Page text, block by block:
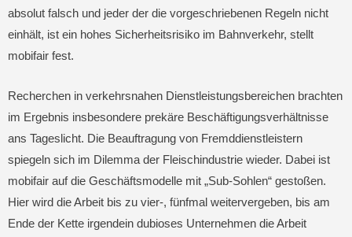
absolut falsch und jeder der die vorgeschriebenen Regeln nicht
einhält, ist ein hohes Sicherheitsrisiko im Bahnverkehr, stellt
mobifair fest.
Recherchen in verkehrsnahen Dienstleistungsbereichen brachten
im Ergebnis insbesondere prekäre Beschäftigungsverhältnisse
ans Tageslicht. Die Beauftragung von Fremddienstleistern
spiegeln sich im Dilemma der Fleischindustrie wieder. Dabei ist
mobifair auf die Geschäftsmodelle mit „Sub-Sohlen“ gestoßen.
Hier wird die Arbeit bis zu vier-, fünfmal weitervergeben, bis am
Ende der Kette irgendein dubioses Unternehmen die Arbeit